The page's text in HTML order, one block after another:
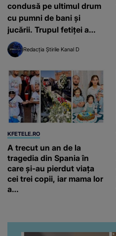
condusă pe ultimul drum
cu pumni de bani și
jucării. Trupul fetiței a
fost pus într-un sicriu
alb: „Iubirea noastră, de
Redacția Știrile Kanal D
KFETELE.RO
A trecut un an de la
tragedia din Spania în
care și-au pierdut viața
cei trei copii, iar mama lor
a…